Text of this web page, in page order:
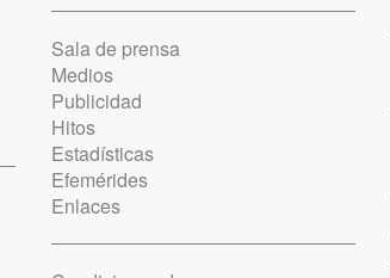
Sala de prensa
Medios
Publicidad
Hitos
Estadísticas
Efemérides
Enlaces